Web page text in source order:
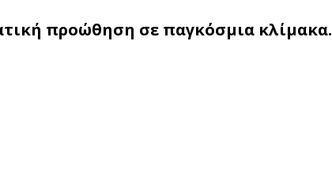
προώθηση σε παγκόσμια κλίμακα.